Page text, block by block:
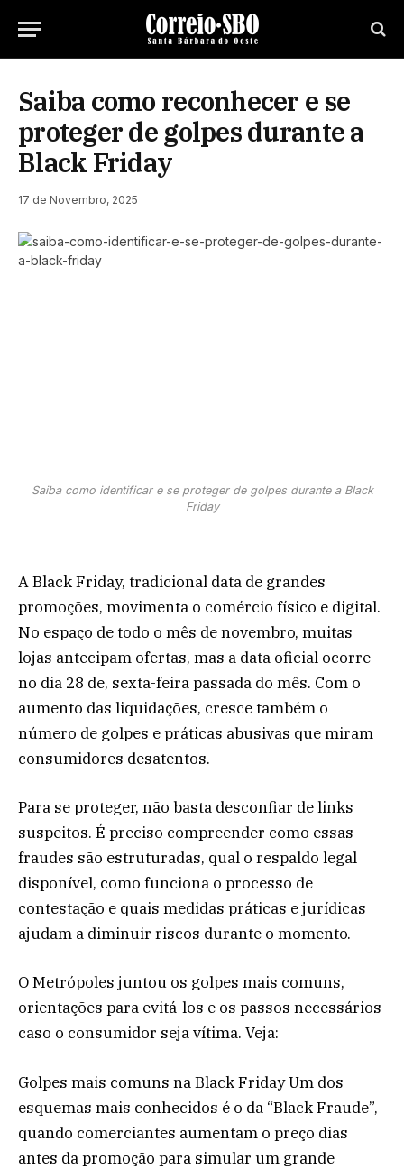
Saiba como reconhecer e se
proteger de golpes durante a
Black Friday
17 de Novembro, 2025
Saiba como identificar e se proteger de golpes durante a Black
Friday
A Black Friday, tradicional data de grandes
promoções, movimenta o comércio físico e digital.
No espaço de todo o mês de novembro, muitas
lojas antecipam ofertas, mas a data oficial ocorre
no dia 28 de, sexta-feira passada do mês. Com o
aumento das liquidações, cresce também o
número de golpes e práticas abusivas que miram
consumidores desatentos.
Para se proteger, não basta desconfiar de links
suspeitos. É preciso compreender como essas
fraudes são estruturadas, qual o respaldo legal
disponível, como funciona o processo de
contestação e quais medidas práticas e jurídicas
ajudam a diminuir riscos durante o momento.
O Metrópoles juntou os golpes mais comuns,
orientações para evitá-los e os passos necessários
caso o consumidor seja vítima. Veja:
Golpes mais comuns na Black Friday Um dos
esquemas mais conhecidos é o da “Black Fraude”,
quando comerciantes aumentam o preço dias
antes da promoção para simular um grande